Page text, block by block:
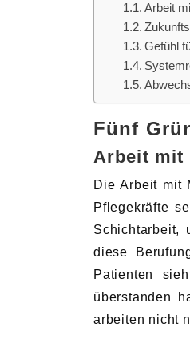
Arbeit
Gefühl
Fünf
Arbeit mit
Die Arbeit mit
Pflegekräfte
Schichtarbeit,
diese
Patienten
überstanden
arbeiten nicht